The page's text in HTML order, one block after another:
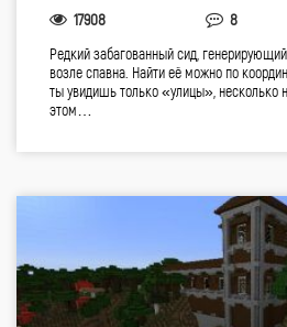
17908 8
Редкий забагованный сид,
возле спавна. Найти её можно по
ты увидишь только «улицы», несколько
этом…